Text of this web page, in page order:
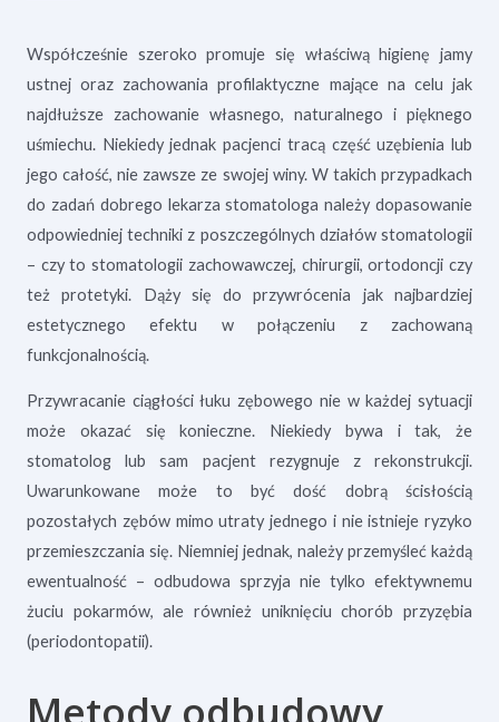
Współcześnie szeroko promuje się właściwą higienę jamy
ustnej oraz zachowania profilaktyczne mające na celu jak
najdłuższe zachowanie własnego, naturalnego i pięknego
uśmiechu. Niekiedy jednak pacjenci tracą część uzębienia lub
jego całość, nie zawsze ze swojej winy. W takich przypadkach
do zadań dobrego lekarza stomatologa należy dopasowanie
odpowiedniej techniki z poszczególnych działów stomatologii
– czy to stomatologii zachowawczej, chirurgii, ortodoncji czy
też protetyki. Dąży się do przywrócenia jak najbardziej
estetycznego efektu w połączeniu z zachowaną
funkcjonalnością.
Przywracanie ciągłości łuku zębowego nie w każdej sytuacji
może okazać się konieczne. Niekiedy bywa i tak, że
stomatolog lub sam pacjent rezygnuje z rekonstrukcji.
Uwarunkowane może to być dość dobrą ścisłością
pozostałych zębów mimo utraty jednego i nie istnieje ryzyko
przemieszczania się. Niemniej jednak, należy przemyśleć każdą
ewentualność – odbudowa sprzyja nie tylko efektywnemu
żuciu pokarmów, ale również uniknięciu chorób przyzębia
(periodontopatii).
Metody odbudowy